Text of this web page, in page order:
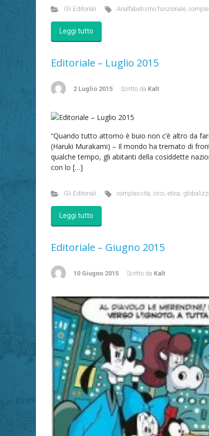
Gli Editoriali Analfabetismo funzionale,
Leggi tutto
Editoriale – Luglio 2015
2 Luglio 2015 Scritto da Kalt
“Quando tutto attorno è buio non c’è altro da
(Haruki Murakami) – Il mondo ha tremato di
qualche tempo, gli abitanti della cosiddette
con lo […]
Gli Editoriali complessità,crisi,etica,
Leggi tutto
Editoriale – Giugno 2015
10 Giugno 2015 Scritto da Kalt